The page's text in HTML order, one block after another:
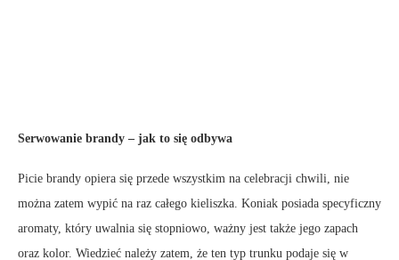
Serwowanie brandy – jak to się odbywa
Picie brandy opiera się przede wszystkim na celebracji chwili, nie
można zatem wypić na raz całego kieliszka. Koniak posiada specyficzny
aromaty, który uwalnia się stopniowo, ważny jest także jego zapach
oraz kolor. Wiedzieć należy zatem, że ten typ trunku podaje się w